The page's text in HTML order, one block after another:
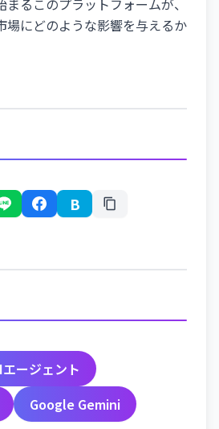
るこのプラットフォームが、
場にどのような影響を与えるか
B
ージェント
Google Gemini